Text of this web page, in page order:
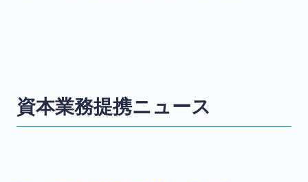
資本業務提携ニュース